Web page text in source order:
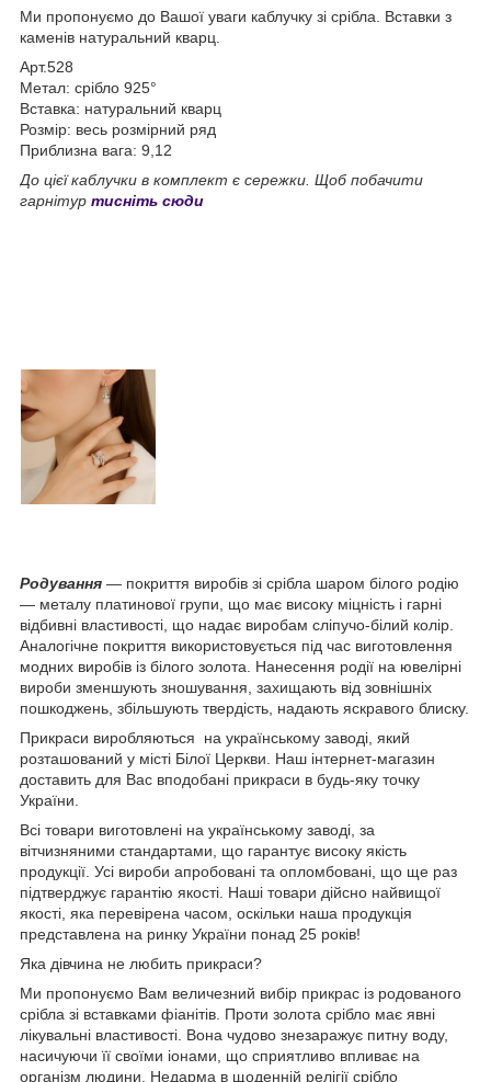
Ми пропонуємо до Вашої уваги каблучку зі срібла. Вставки з
каменів натуральний кварц.
Арт.528
Метал: срібло 925°
Вставка: натуральний кварц
Розмір: весь розмірний ряд
Приблизна вага: 9,12
До цієї каблучки в комплект є сережки. Щоб побачити
гарнітур тисніть сюди
Родування — покриття виробів зі срібла шаром білого родію
— металу платинової групи, що має високу міцність і гарні
відбивні властивості, що надає виробам сліпучо-білий колір.
Аналогічне покриття використовується під час виготовлення
модних виробів із білого золота. Нанесення родії на ювелірні
вироби зменшують зношування, захищають від зовнішніх
пошкоджень, збільшують твердість, надають яскравого блиску.
Прикраси виробляються на українському заводі, який
розташований у місті Білої Церкви. Наш інтернет-магазин
доставить для Вас вподобані прикраси в будь-яку точку
України.
Всі товари виготовлені на українському заводі, за
вітчизняними стандартами, що гарантує високу якість
продукції. Усі вироби апробовані та опломбовані, що ще раз
підтверджує гарантію якості. Наші товари дійсно найвищої
якості, яка перевірена часом, оскільки наша продукція
представлена на ринку України понад 25 років!
Яка дівчина не любить прикраси?
Ми пропонуємо Вам величезний вибір прикрас із родованого
срібла зі вставками фіанітів. Проти золота срібло має явні
лікувальні властивості. Вона чудово знезаражує питну воду,
насичуючи її своїми іонами, що сприятливо впливає на
організм людини. Недарма в щоденній релігії срібло